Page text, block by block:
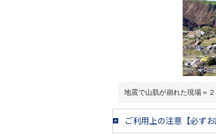
地震で山肌が崩れた現場＝
ご利用上の注意【必ずお